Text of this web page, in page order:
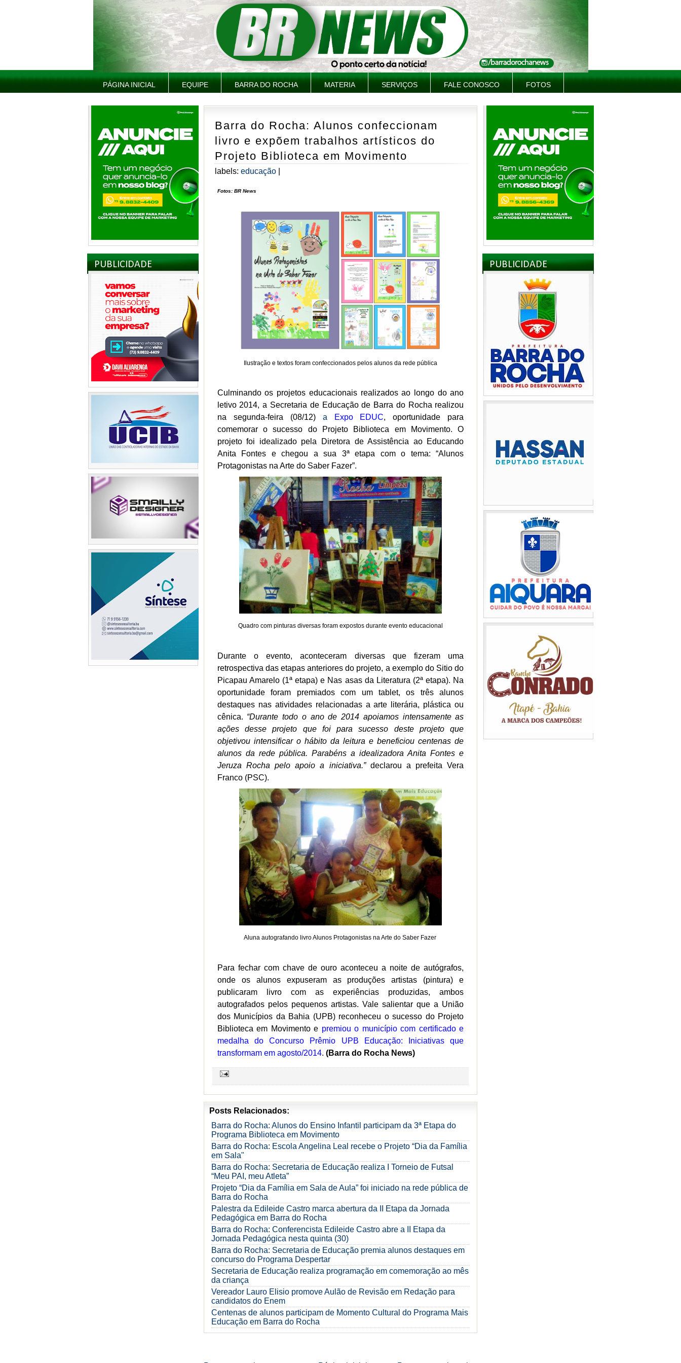
PÁGINA INICIAL EQUIPE BARRA DO ROCHA MATERIA SERVIÇOS FALE CONOSCO FOTOS
PUBLICIDADE
Barra do Rocha: Alunos confeccionam
livro e expõem trabalhos artísticos do
Projeto Biblioteca em Movimento
labels: educação
Fotos: BR News
Ilustração e textos foram confeccionados pelos alunos da rede pública
Culminando os projetos educacionais realizados ao longo do ano
letivo 2014, a Secretaria de Educação de Barra do Rocha realizou
na segunda-feira (08/12)a Expo EDUC, oportunidade para
comemorar o sucesso do Projeto Biblioteca em Movimento. O
projeto foi idealizado pela Diretora de Assistência ao Educando
Anita Fontes e chegou a sua 3ª etapa com o tema: “Alunos
Protagonistas na Arte do Saber Fazer”.
Quadro com pinturas diversas foram expostos durante evento educacional
Durante o evento, aconteceram diversas que fizeram uma
retrospectiva das etapas anteriores do projeto, a exemplo do Sitio do
Picapau Amarelo (1ª etapa) e Nas asas da Literatura (2ª etapa). Na
oportunidade foram premiados com um tablet, os três alunos
destaques nas atividades relacionadas a arte literária, plástica ou
cênica. “Durante todo o ano de 2014 apoiamos intensamente as
ações desse projeto que foi para sucesso deste projeto que
objetivou intensificar o hábito da leitura e beneficiou centenas de
alunos da rede pública. Parabéns a idealizadora Anita Fontes e
Jeruza Rocha pelo apoio a iniciativa.”declarou a prefeita Vera
Franco (PSC).
Aluna autografando livro Alunos Protagonistas na Arte do Saber Fazer
Para fechar com chave de ouro aconteceu a noite de autógrafos,
onde os alunos expuseram as produções artistas (pintura) e
publicaram livro com as experiências produzidas, ambos
autografados pelos pequenos artistas. Vale salientar que a União
dos Municípios da Bahia (UPB) reconheceu o sucesso do Projeto
Biblioteca em Movimento e premiou o município com certificado e
medalha do Concurso Prêmio UPB Educação: Iniciativas que
transformam em agosto/2014. (Barra do Rocha News)
Posts Relacionados:
Barra do Rocha: Alunos do Ensino Infantil participam da 3ª Etapa do
Programa Biblioteca em Movimento
Barra do Rocha: Escola Angelina Leal recebe o Projeto “Dia da Família
em Sala"
Barra do Rocha: Secretaria de Educação realiza I Torneio de Futsal
“Meu PAI, meu Atleta”
Projeto “Dia da Família em Sala de Aula” foi iniciado na rede pública de
Barra do Rocha
Palestra da Edileide Castro marca abertura da II Etapa da Jornada
Pedagógica em Barra do Rocha
Barra do Rocha: Conferencista Edileide Castro abre a II Etapa da
Jornada Pedagógica nesta quinta (30)
Barra do Rocha: Secretaria de Educação premia alunos destaques em
concurso do Programa Despertar
Secretaria de Educação realiza programação em comemoração ao mês
da criança
Vereador Lauro Elisio promove Aulão de Revisão em Redação para
candidatos do Enem
Centenas de alunos participam de Momento Cultural do Programa Mais
Educação em Barra do Rocha
PUBLICIDADE